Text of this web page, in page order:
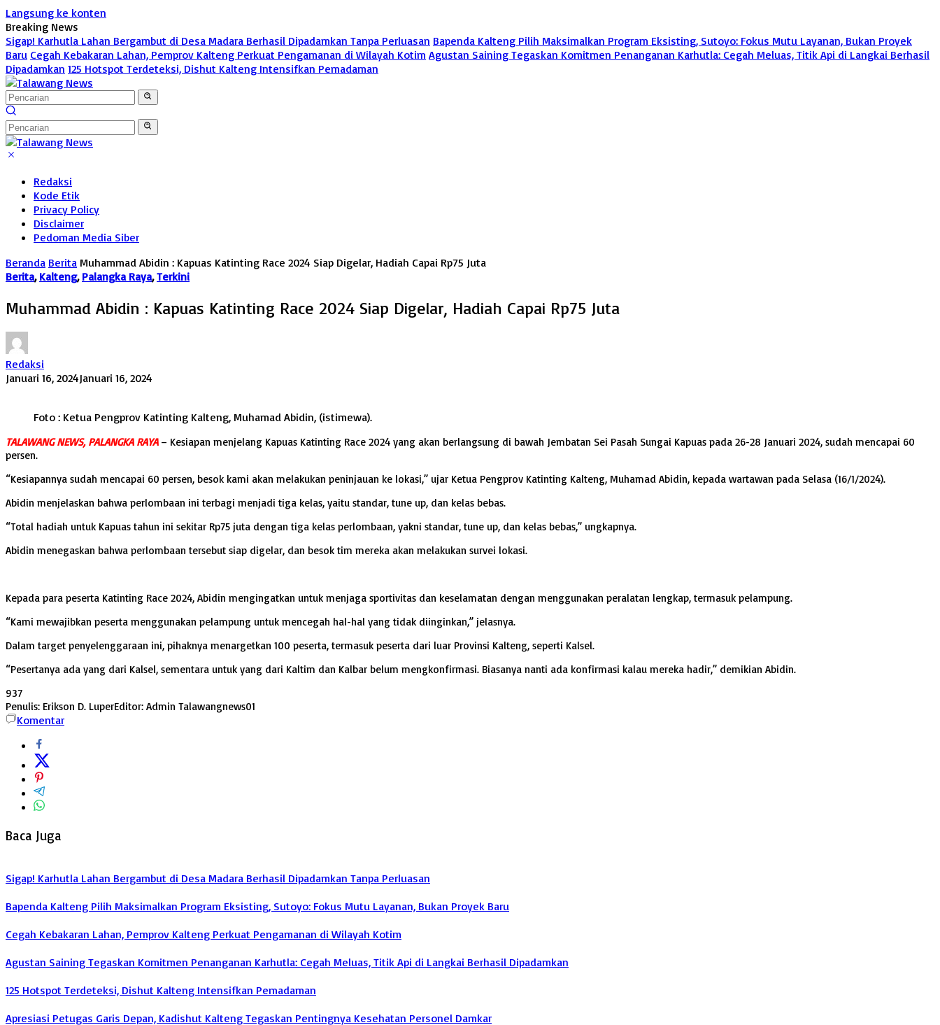
Langsung ke konten
Breaking News
Sigap! Karhutla Lahan Bergambut di Desa Madara Berhasil Dipadamkan Tanpa Perluasan Bapenda Kalteng Pilih Maksimalkan Program Eksisting, Sutoyo: Fokus Mutu Layanan, Bukan Proyek
Baru Cegah Kebakaran Lahan, Pemprov Kalteng Perkuat Pengamanan di Wilayah Kotim Agustan Saining Tegaskan Komitmen Penanganan Karhutla: Cegah Meluas, Titik Api di Langkai Berhasil
Dipadamkan 125 Hotspot Terdeteksi, Dishut Kalteng Intensifkan Pemadaman
Redaksi
Kode Etik
Privacy Policy
Disclaimer
Pedoman Media Siber
Beranda Berita Muhammad Abidin : Kapuas Katinting Race 2024 Siap Digelar, Hadiah Capai Rp75 Juta
Berita, Kalteng, Palangka Raya,Terkini
Muhammad Abidin : Kapuas Katinting Race 2024 Siap Digelar, Hadiah Capai Rp75 Juta
Redaksi
Januari 16, 2024Januari 16, 2024
Foto : Ketua Pengprov Katinting Kalteng, Muhamad Abidin, (istimewa).
TALAWANG NEWS, PALANGKA RAYA– Kesiapan menjelang Kapuas Katinting Race 2024 yang akan berlangsung di bawah Jembatan Sei Pasah Sungai Kapuas pada 26-28 Januari 2024, sudah mencapai 60
persen.
“Kesiapannya sudah mencapai 60 persen, besok kami akan melakukan peninjauan ke lokasi,” ujar Ketua Pengprov Katinting Kalteng, Muhamad Abidin, kepada wartawan pada Selasa (16/1/2024).
Abidin menjelaskan bahwa perlombaan ini terbagi menjadi tiga kelas, yaitu standar, tune up, dan kelas bebas.
“Total hadiah untuk Kapuas tahun ini sekitar Rp75 juta dengan tiga kelas perlombaan, yakni standar, tune up, dan kelas bebas,” ungkapnya.
Abidin menegaskan bahwa perlombaan tersebut siap digelar, dan besok tim mereka akan melakukan survei lokasi.
Kepada para peserta Katinting Race 2024, Abidin mengingatkan untuk menjaga sportivitas dan keselamatan dengan menggunakan peralatan lengkap, termasuk pelampung.
“Kami mewajibkan peserta menggunakan pelampung untuk mencegah hal-hal yang tidak diinginkan,” jelasnya.
Dalam target penyelenggaraan ini, pihaknya menargetkan 100 peserta, termasuk peserta dari luar Provinsi Kalteng, seperti Kalsel.
“Pesertanya ada yang dari Kalsel, sementara untuk yang dari Kaltim dan Kalbar belum mengkonfirmasi. Biasanya nanti ada konfirmasi kalau mereka hadir,” demikian Abidin.
937
Penulis: Erikson D. LuperEditor: Admin Talawangnews01
Komentar
Baca Juga
Sigap! Karhutla Lahan Bergambut di Desa Madara Berhasil Dipadamkan Tanpa Perluasan
Bapenda Kalteng Pilih Maksimalkan Program Eksisting, Sutoyo: Fokus Mutu Layanan, Bukan Proyek Baru
Cegah Kebakaran Lahan, Pemprov Kalteng Perkuat Pengamanan di Wilayah Kotim
Agustan Saining Tegaskan Komitmen Penanganan Karhutla: Cegah Meluas, Titik Api di Langkai Berhasil Dipadamkan
125 Hotspot Terdeteksi, Dishut Kalteng Intensifkan Pemadaman
Apresiasi Petugas Garis Depan, Kadishut Kalteng Tegaskan Pentingnya Kesehatan Personel Damkar